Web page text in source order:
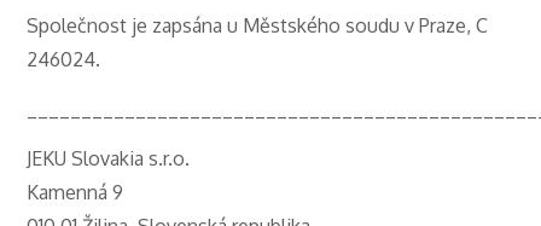
Společnost je zapsána u Městského soudu v Praze, C
246024.
JEKU Slovakia s.r.o.
Kamenná 9